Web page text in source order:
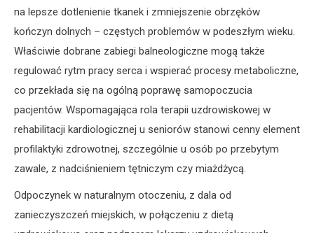
na lepsze dotlenienie tkanek i zmniejszenie obrzęków
kończyn dolnych – częstych problemów w podeszłym wieku.
Właściwie dobrane zabiegi balneologiczne mogą także
regulować rytm pracy serca i wspierać procesy metaboliczne,
co przekłada się na ogólną poprawę samopoczucia
pacjentów. Wspomagająca rola terapii uzdrowiskowej w
rehabilitacji kardiologicznej u seniorów stanowi cenny element
profilaktyki zdrowotnej, szczególnie u osób po przebytym
zawale, z nadciśnieniem tętniczym czy miażdżycą.
Odpoczynek w naturalnym otoczeniu, z dala od
zanieczyszczeń miejskich, w połączeniu z dietą